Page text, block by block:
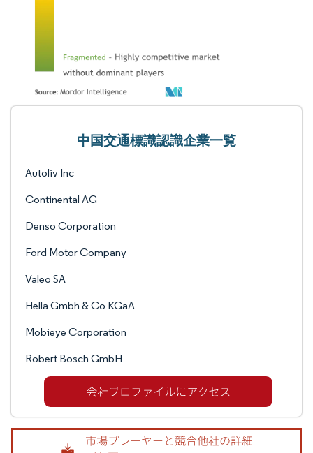
中国交通標識認識企業一覧
Autoliv Inc
Continental AG
Denso Corporation
Ford Motor Company
Valeo SA
Hella Gmbh & Co KGaA
Mobieye Corporation
Robert Bosch GmbH